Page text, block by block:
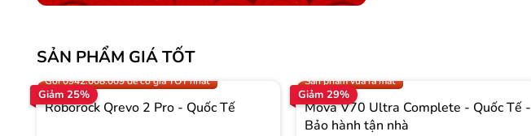
SẢN PHẨM GIÁ TỐT
Giảm 25%
Trợ giá 300.000đ
Gọi 0942.008.009 để có giá TỐT nhất
Roborock Qrevo 2 Pro - Quốc Tế
Giảm 29%
Sản phẩm vừa ra mắt
Mova V70 Ultra Complete - Quốc Tế -
Bảo hành tận nhà